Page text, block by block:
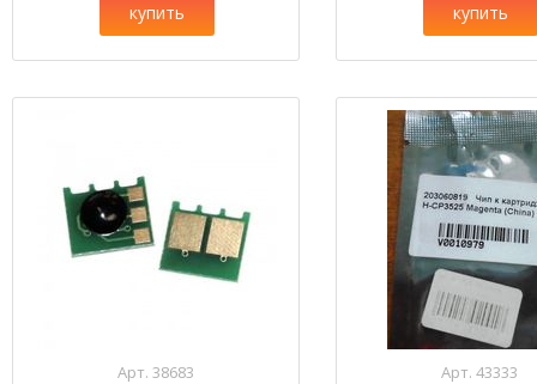
купить купить
Арт. 38683
Арт. 43333